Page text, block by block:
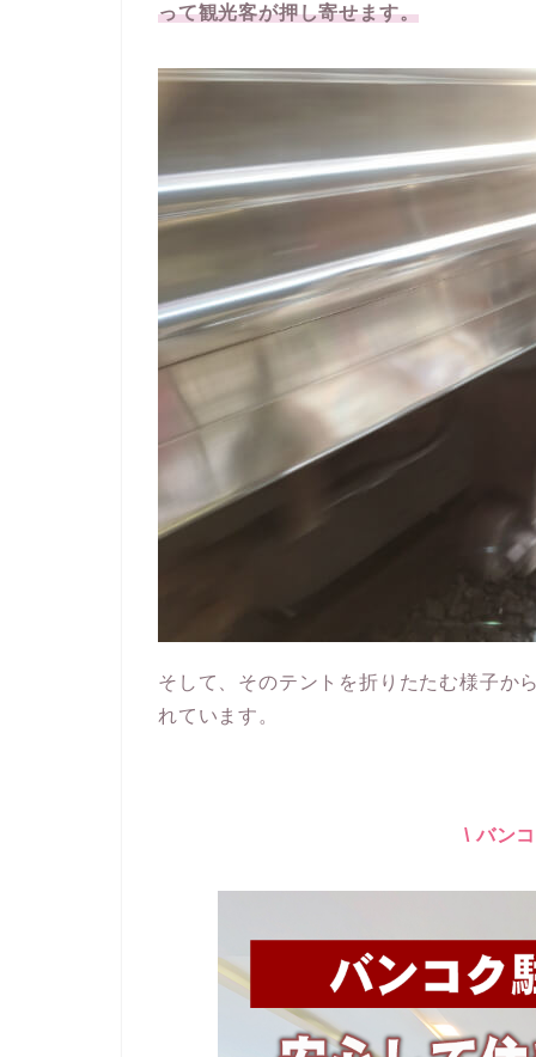
って観光客が押し寄せます。
そして、そのテントを折りたたむ様子か
れています。
\ バン